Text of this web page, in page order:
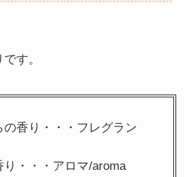
す。
の香り・・・フレグラン
り・・・アロマ/aroma